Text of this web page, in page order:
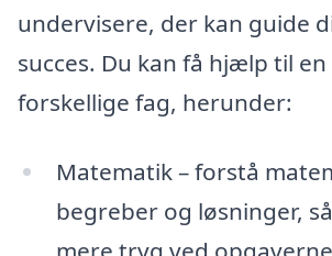
undervisere, der kan guide
succes. Du kan få hjælp til
forskellige fag, herunder:
Matematik – forstå
begreber og løsninger,